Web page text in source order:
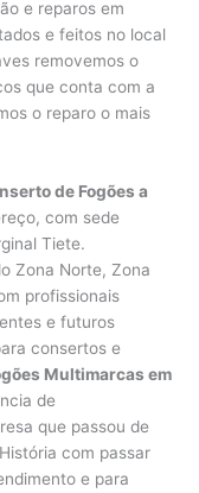
e reparos em
e feitos no local
removemos o
que conta com a
o reparo o mais
de Fogões a
com sede
Tiete.
Zona Norte, Zona
profissionais
e futuros
consertos e
Multimarcas em
de
que passou de
com passar
e para